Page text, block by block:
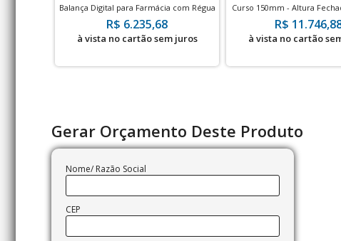
Balança Digital para Farmácia com Régua
Toledo Prix 2096PP - 200 KG com divisão
de 50g
R$ 6.235,68
à vista no cartão sem juros
Curso 150mm - Altura
700bar
R$
à vista no cartão
Gerar Orçamento Deste Produto
Nome/ Razão Social
CEP